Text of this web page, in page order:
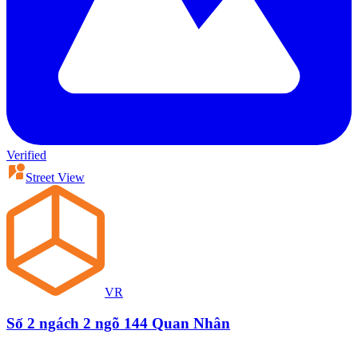
Verified
Street View
VR
Số 2 ngách 2 ngõ 144 Quan Nhân